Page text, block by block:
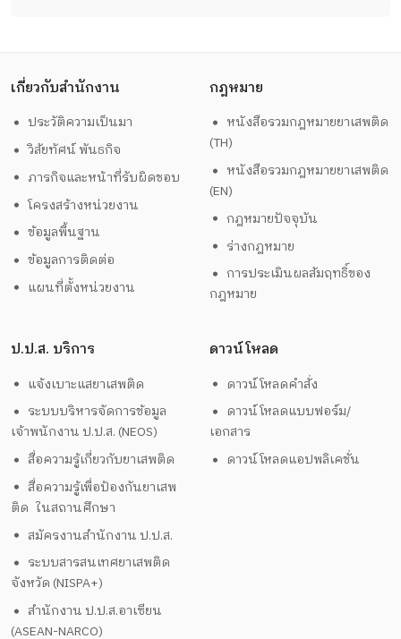
เกี่ยวกับสำนักงาน
ประวัติความเป็นมา
วิสัยทัศน์ พันธกิจ
ภารกิจและหน้าที่รับผิดชอบ
โครงสร้างหน่วยงาน
ข้อมูลพื้นฐาน
ข้อมูลการติดต่อ
แผนที่ตั้งหน่วยงาน
กฎหมาย
หนังสือรวมกฎหมายยาเสพติด
(TH)
หนังสือรวมกฎหมายยาเสพติด
(EN)
กฎหมายปัจจุบัน
ร่างกฎหมาย
การประเมินผลสัมฤทธิ์ของ
กฎหมาย
ป.ป.ส. บริการ
แจ้งเบาะแสยาเสพติด
ระบบบริหารจัดการข้อมูล
เจ้าพนักงาน ป.ป.ส. (NEOS)
สื่อความรู้เกี่ยวกับยาเสพติด
สื่อความรู้เพื่อป้องกันยาเสพ
ติด ในสถานศึกษา
สมัครงานสำนักงาน ป.ป.ส.
ระบบสารสนเทศยาเสพติด
จังหวัด (NISPA+)
สำนักงาน ป.ป.ส.อาเซียน
(ASEAN-NARCO)
ดาวน์โหลด
ดาวน์โหลดคำสั่ง
ดาวน์โหลดแบบฟอร์ม/
เอกสาร
ดาวน์โหลดแอปพลิเคชั่น